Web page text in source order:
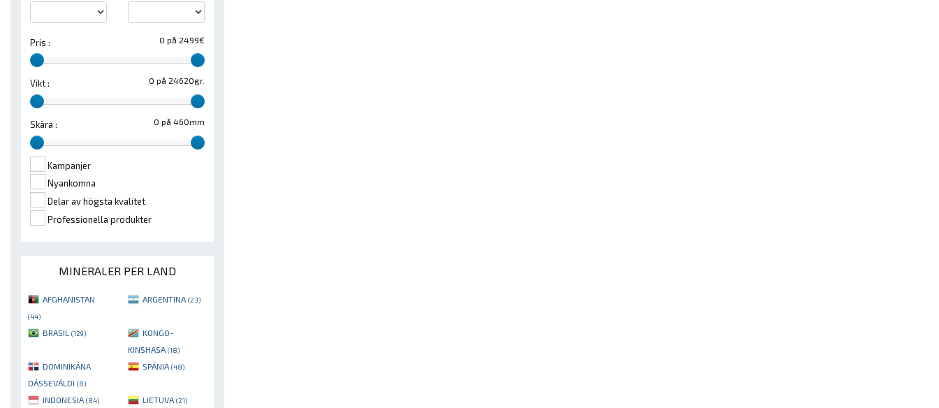
0 på 2499€
Pris :
0 på 24620gr.
Vikt :
0 på 460mm
Skära :
Kampanjer
Nyankomna
Delar av högsta kvalitet
Professionella produkter
MINERALER PER LAND
AFGHANISTAN
(44)
ARGENTINA (23)
BRASIL (129)
KONGO-
KINSHASA (18)
DOMINIKÁNA
DÁSSEVÁLDI (8)
SPÁNIA (48)
INDONESIA (84) LIETUVA (21)